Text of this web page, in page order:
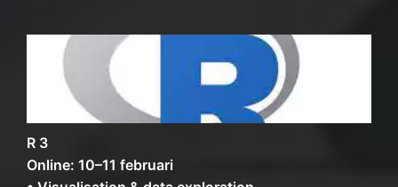
R 3
Online: 10–11 februari